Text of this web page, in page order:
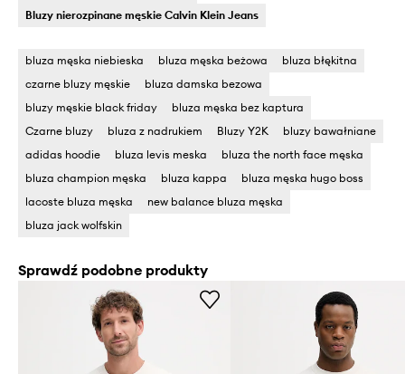
Bluzy nierozpinane męskie Calvin Klein Jeans
bluza męska niebieska bluza męska beżowa
bluza błękitna
czarne bluzy męskie
bluza damska bezowa
bluzy męskie black friday
bluza męska bez kaptura
Czarne bluzy
bluza z nadrukiem Bluzy Y2K
bluzy bawałniane
adidas hoodie
bluza levis meska
bluza the north face męska
bluza champion męska
bluza kappa
bluza męska hugo boss
lacoste bluza męska
new balance bluza męska
bluza jack wolfskin
Sprawdź podobne produkty